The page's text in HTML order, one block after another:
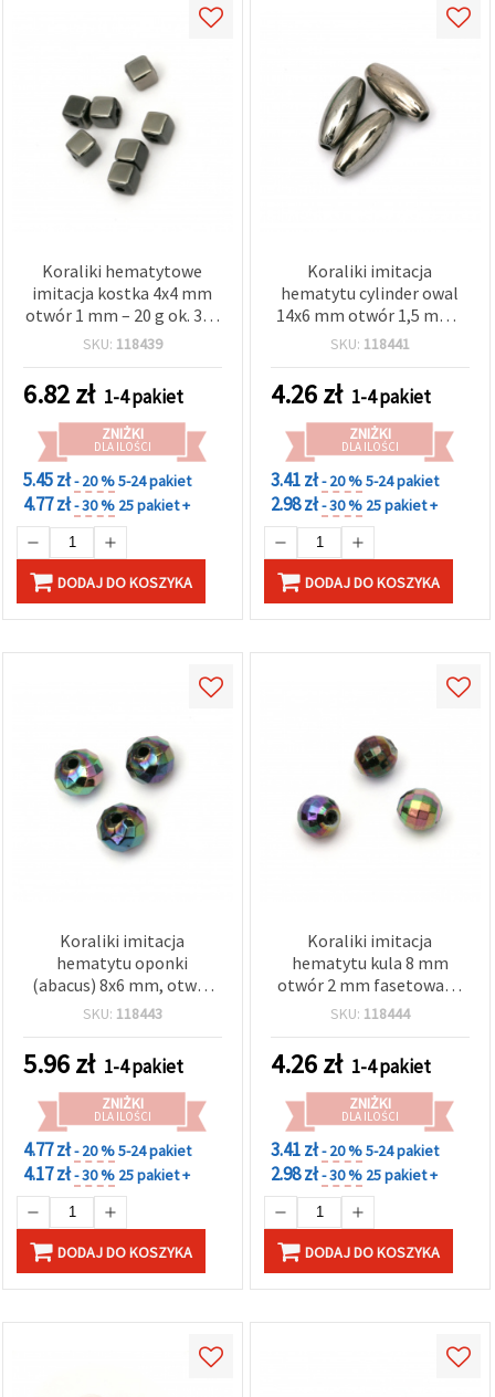
Koraliki hematytowe
imitacja kostka 4x4 mm
otwór 1 mm – 20 g ok. 340
szt.
SKU: 118439
6.82zł 1-4 pakiet
ZNIŻKI
DLA ILOŚCI
5.45 zł- 20 %5-24 pakiet
4.77 zł- 30 % 25 pakiet +
DODAJ DO KOSZYKA
Koraliki imitacja
hematytu cylinder owal
14x6 mm otwór 1,5 mm -
20 g ok. 78 szt.
SKU: 118441
4.26zł 1-4 pakiet
ZNIŻKI
DLA ILOŚCI
3.41 zł- 20 %5-24 pakiet
2.98 zł- 30 % 25 pakiet +
DODAJ DO KOSZYKA
Koraliki imitacja
hematytu oponki
(abacus) 8x6 mm, otwór
1,5 mm, RAINBOW, mix
SKU: 118443
5.96zł 1-4 pakiet
ZNIŻKI
DLA ILOŚCI
4.77 zł- 20 %5-24 pakiet
4.17 zł- 30 % 25 pakiet +
DODAJ DO KOSZYKA
Koraliki imitacja
hematytu kula 8 mm
otwór 2 mm fasetowane
RAINBOW mix kolorów –
SKU: 118444
4.26zł 1-4 pakiet
ZNIŻKI
DLA ILOŚCI
3.41 zł- 20 %5-24 pakiet
2.98 zł- 30 % 25 pakiet +
DODAJ DO KOSZYKA